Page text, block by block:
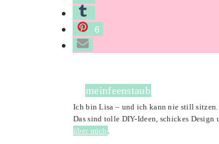
6
meinfeenstaub
Ich bin Lisa – und ich kann nie still
Das sind tolle DIY-Ideen, schickes Design
über mich .